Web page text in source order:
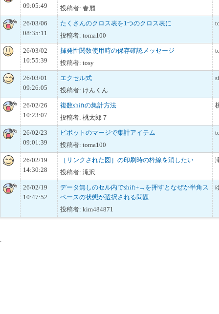
09:05:49
投稿者: 春麗
26/03/06
08:35:11
たくさんのクロス表を1つのクロス表に
投稿者: toma100
26/03/02
10:55:39
揮発性関数使用時の保存確認メッセージ
投稿者: tosy
26/03/01
09:26:05
エクセル式
投稿者: けんくん
26/02/26
10:23:07
複数shiftの集計方法
投稿者: 桃太郎７
26/02/23
09:01:39
ピボットのマージで集計アイテム
投稿者: toma100
26/02/19
14:30:28
［リンクされた図］の印刷時の枠線を消したい
投稿者: 滝沢
26/02/19
10:47:52
データ無しのセル内でshift+→を押すとなぜか半角ス
ペースの状態が選択される問題
投稿者: kim484871